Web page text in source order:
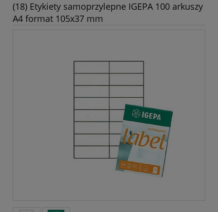
(18) Etykiety samoprzylepne IGEPA 100 arkuszy
A4 format 105x37 mm